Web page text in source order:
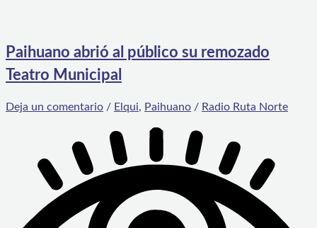
Paihuano abrió al público su remozado
Teatro Municipal
Deja un comentario / Elqui, Paihuano / Radio Ruta Norte